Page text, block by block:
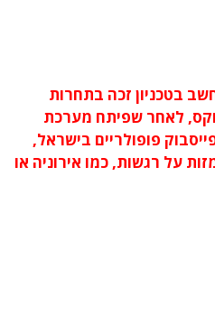
בטכניון זכה בתחרות
לאחר שפיתח מערכת
פופולריים בישראל,
על רגשות, כמו אירוניה או